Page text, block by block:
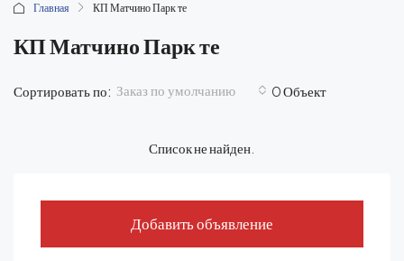
Главная КП Матчино Парк те
КП Матчино Парк те
0 Объект
Сортировать по: Заказ по умолчанию
Список не найден.
Добавить объявление